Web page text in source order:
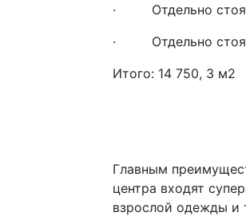
· Отдельно
· Отдельно
Итого: 14 750, 3 м2
Главным
центра входят
взрослой одежды и